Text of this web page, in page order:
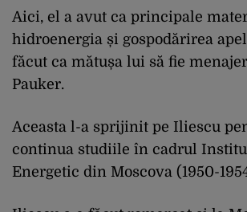
Aici, el a avut ca principale
hidroenergia și gospodărirea
făcut ca mătușa lui să fie
Pauker.
Aceasta l-a sprijinit pe Iliescu
continua studiile în cadrul
Energetic din Moscova (1950-